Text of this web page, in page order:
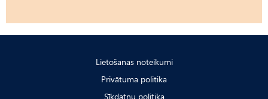
Lietošanas noteikumi
Privātuma politika
Sīkdatņu politika